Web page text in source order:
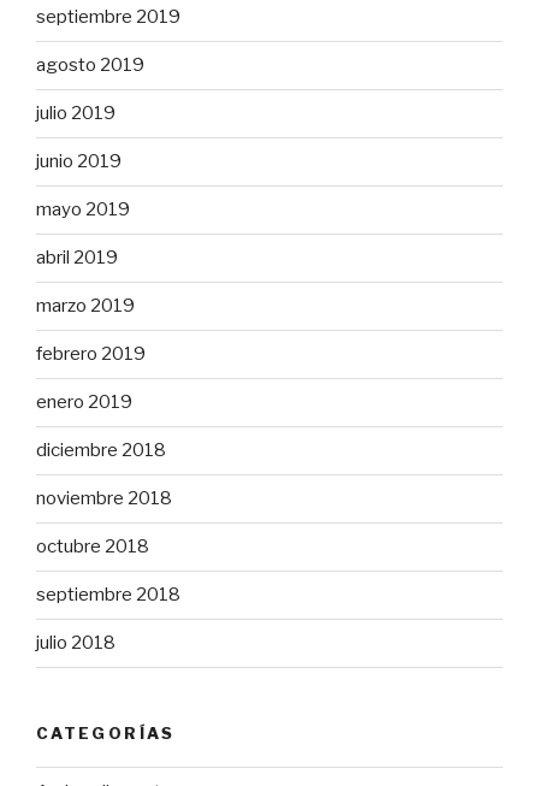
septiembre 2019
agosto 2019
julio 2019
junio 2019
mayo 2019
abril 2019
marzo 2019
febrero 2019
enero 2019
diciembre 2018
noviembre 2018
octubre 2018
septiembre 2018
julio 2018
CATEGORÍAS